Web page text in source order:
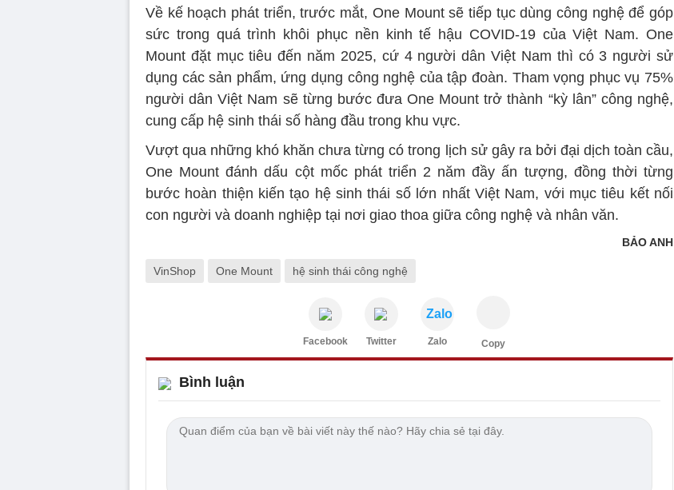
Về kế hoạch phát triển, trước mắt, One Mount sẽ tiếp tục dùng công nghệ để góp
sức trong quá trình khôi phục nền kinh tế hậu COVID-19 của Việt Nam. One
Mount đặt mục tiêu đến năm 2025, cứ 4 người dân Việt Nam thì có 3 người sử
dụng các sản phẩm, ứng dụng công nghệ của tập đoàn. Tham vọng phục vụ 75%
người dân Việt Nam sẽ từng bước đưa One Mount trở thành “kỳ lân” công nghệ,
cung cấp hệ sinh thái số hàng đầu trong khu vực.
Vượt qua những khó khăn chưa từng có trong lịch sử gây ra bởi đại dịch toàn cầu,
One Mount đánh dấu cột mốc phát triển 2 năm đầy ấn tượng, đồng thời từng
bước hoàn thiện kiến tạo hệ sinh thái số lớn nhất Việt Nam, với mục tiêu kết nối
con người và doanh nghiệp tại nơi giao thoa giữa công nghệ và nhân văn.
BẢO ANH
VinShop One Mount hệ sinh thái công nghệ
Facebook Twitter
Zalo
Zalo Copy
Bình luận